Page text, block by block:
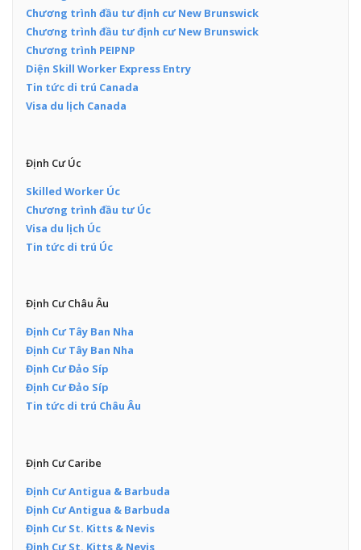
Chương trình đầu tư định cư New Brunswick
Chương trình đầu tư định cư New Brunswick
Chương trình PEIPNP
Diện Skill Worker Express Entry
Tin tức di trú Canada
Visa du lịch Canada
Định Cư Úc
Skilled Worker Úc
Chương trình đầu tư Úc
Visa du lịch Úc
Tin tức di trú Úc
Định Cư Châu Âu
Định Cư Tây Ban Nha
Định Cư Tây Ban Nha
Định Cư Đảo Síp
Định Cư Đảo Síp
Tin tức di trú Châu Âu
Định Cư Caribe
Định Cư Antigua & Barbuda
Định Cư Antigua & Barbuda
Định Cư St. Kitts & Nevis
Định Cư St. Kitts & Nevis